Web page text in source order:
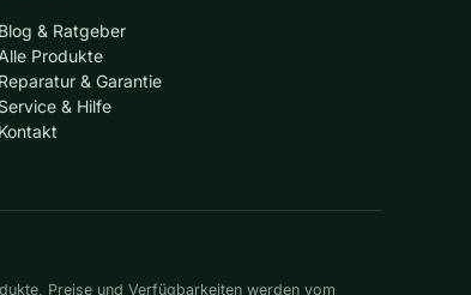
Blog & Ratgeber
Alle Produkte
Reparatur & Garantie
Service & Hilfe
Kontakt
Preise und Verfügbarkeiten werden vom